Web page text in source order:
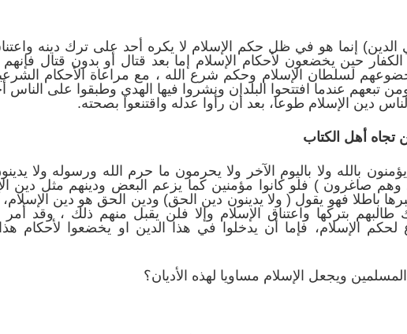
في الدين) إنما هو في ظل حكم الإسلام لا يكره أحد على ترك دينه
حين يخضعون لأحكام الإسلام إما بعد قتال أو بدون قتال
خضوعهم لسلطان الإسلام وحكم شرع الله ، مع مراعاة الأحكام
تبعهم عندما افتتحوا البلدان ونشروا فيها الهدي وطبقوا على الناس
دين الإسلام طوعا، بعد أن رأوا عدله واقتنعوا بصحته.
أهل الكتاب
يؤمنون بالله ولا باليوم الآخر ولا يحرمون ما حرم الله ورسوله ولا
صاغرون ) فلو كانوا مؤمنين كما يزعم البعض ودينهم مثل دين
باطلا فهو يقول ( ولا يدينون دين الحق) ودين الحق هو دين الإسلام،
طالبهم بتركها واعتناق الإسلام وإلا فلن يقبل منهم ذلك ، وقد
لحكم الإسلام، فإما أن يدخلوا في هذا الدين او يخضعوا لأحكام
المسلمين ويجعل الإسلام مساويا لهذه الأديان؟